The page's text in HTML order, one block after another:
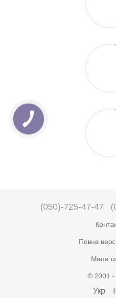
(050)-725-47-47
Повна
Мапа
© 2001 -
Укр